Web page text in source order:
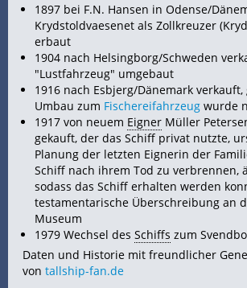
1897 bei F.N. Hansen in Odense/
Krydstoldvaesenet als Zollkreuzer
erbaut
1904 nach Helsingborg/Schweden
"Lustfahrzeug" umgebaut
1916 nach Esbjerg/Dänemark
Umbau zum Fischereifahrzeug wurde
1917 von neuem Eigner Müller
gekauft, der das Schiff privat nutzte,
Planung der letzten Eignerin der
Schiff nach ihrem Tod zu verbrennen,
sodass das Schiff erhalten werden
testamentarische Überschreibung an
Museum
1979 Wechsel des Schiffs zum
Daten und Historie mit freundlicher
von tallship-fan.de